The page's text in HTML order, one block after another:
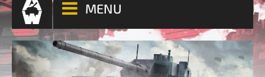
MENU